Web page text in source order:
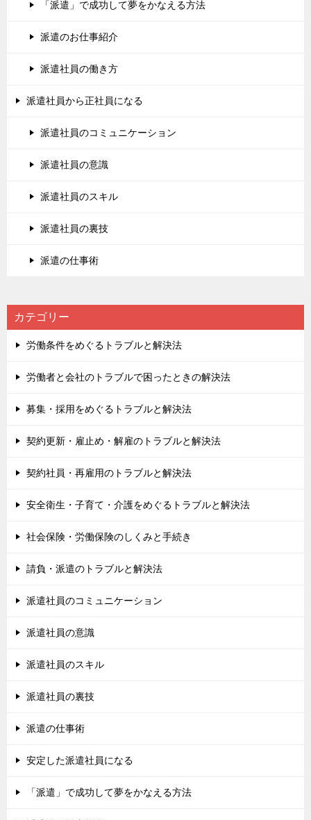
「派遣」で成功して夢をかなえる方法
派遣のお仕事紹介
派遣社員の働き方
派遣社員から正社員になる
派遣社員のコミュニケーション
派遣社員の意識
派遣社員のスキル
派遣社員の裏技
派遣の仕事術
カテゴリー
労働条件をめぐるトラブルと解決法
労働者と会社のトラブルで困ったときの解決法
募集・採用をめぐるトラブルと解決法
契約更新・雇止め・解雇のトラブルと解決法
契約社員・再雇用のトラブルと解決法
安全衛生・子育て・介護をめぐるトラブルと解決法
社会保険・労働保険のしくみと手続き
請負・派遣のトラブルと解決法
派遣社員のコミュニケーション
派遣社員の意識
派遣社員のスキル
派遣社員の裏技
派遣の仕事術
安定した派遣社員になる
「派遣」で成功して夢をかなえる方法